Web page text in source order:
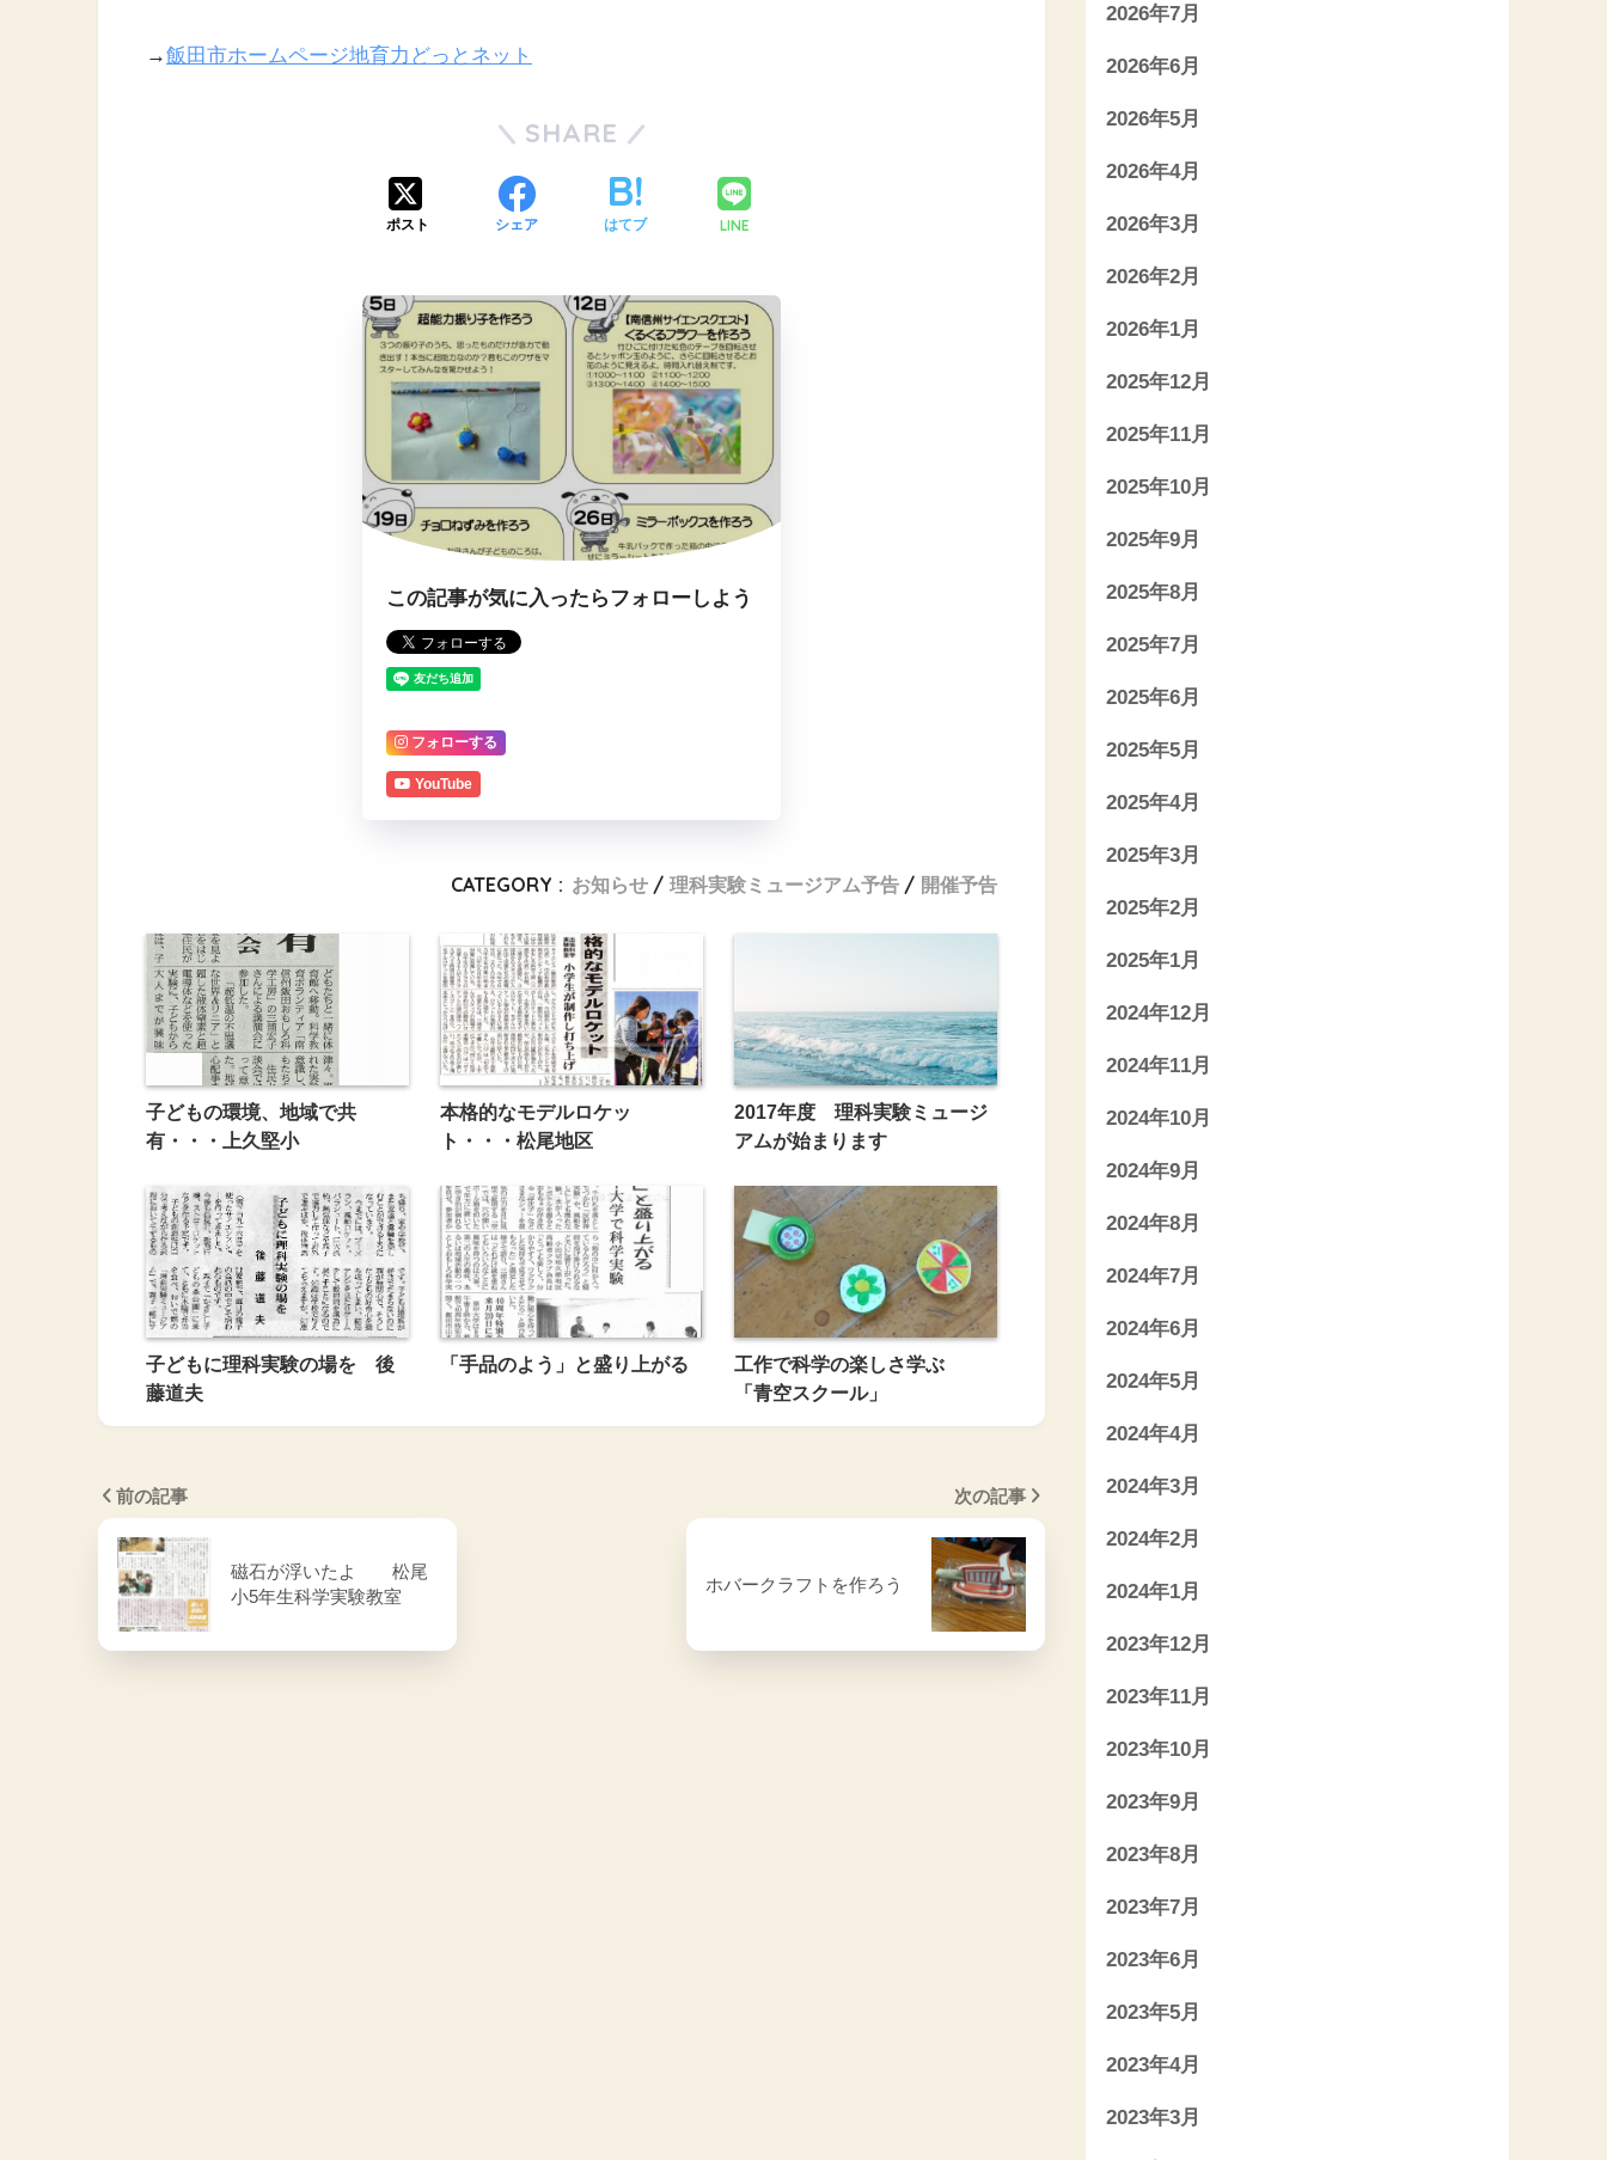
→飯田市ホームページ地育力どっとネット
SHARE
ポスト シェア はてブ LINE
この記事が気に入ったらフォローしよう
フォローする
YouTube
CATEGORY : お知らせ 理科実験ミュージアム予告 開催予告
子どもの環境、地域で共
有・・・上久堅小
本格的なモデルロケッ
ト・・・松尾地区
2017年度 理科実験ミュージ
アムが始まります
子どもに理科実験の場を 後
藤道夫
「手品のよう」と盛り上がる
工作で科学の楽しさ学ぶ
「青空スクール」
前の記事
磁石が浮いたよ 松尾
小5年生科学実験教室
次の記事
ホバークラフトを作ろう
2026年7月
2026年6月
2026年5月
2026年4月
2026年3月
2026年2月
2026年1月
2025年12月
2025年11月
2025年10月
2025年9月
2025年8月
2025年7月
2025年6月
2025年5月
2025年4月
2025年3月
2025年2月
2025年1月
2024年12月
2024年11月
2024年10月
2024年9月
2024年8月
2024年7月
2024年6月
2024年5月
2024年4月
2024年3月
2024年2月
2024年1月
2023年12月
2023年11月
2023年10月
2023年9月
2023年8月
2023年7月
2023年6月
2023年5月
2023年4月
2023年3月